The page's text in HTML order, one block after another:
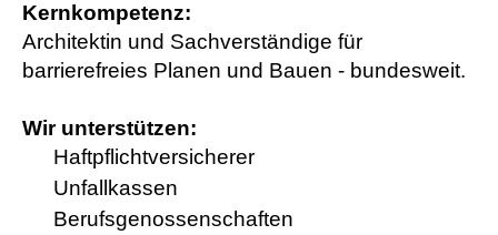
Kernkompetenz:
Architektin und Sachverständige für
barrierefreies Planen und Bauen - bundesweit.
Wir unterstützen:
Haftpflichtversicherer
Unfallkassen
Berufsgenossenschaften